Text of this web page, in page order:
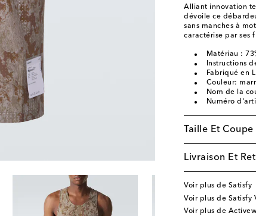
Alliant innovation
dévoile ce
sans manches à
caractérise par ses
Matériau :
Instructions
Fabriqué en
Couleur:
Nom de la
Numéro
Taille Et Coupe
Livraison Et
Voir plus de Satisfy
Voir plus de Satisfy
Voir plus de